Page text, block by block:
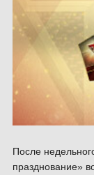
После
празднование»